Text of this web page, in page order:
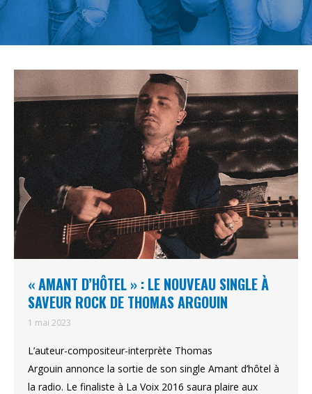
« AMANT D’HÔTEL » : LE NOUVEAU SINGLE À
SAVEUR ROCK DE THOMAS ARGOUIN
1 mai 2023
L’auteur-compositeur-interprète Thomas
Argouin annonce la sortie de son single Amant d’hôtel à
la radio. Le finaliste à La Voix 2016 saura plaire aux